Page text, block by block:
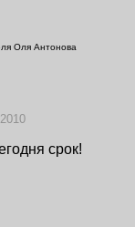
Оля Антонова
срок!